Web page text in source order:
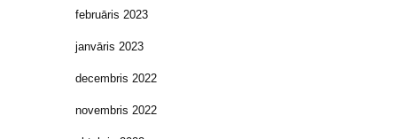
februāris 2023
janvāris 2023
decembris 2022
novembris 2022